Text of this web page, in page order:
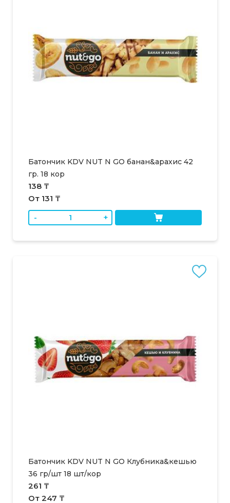
Батончик KDV NUT N GO банан&арахис 42
гр. 18 кор
138 ₸
От 131 ₸
-
+
Батончик KDV NUT N GO Клубника&кешью
36 гр/шт 18 шт/кор
261 ₸
От 247 ₸